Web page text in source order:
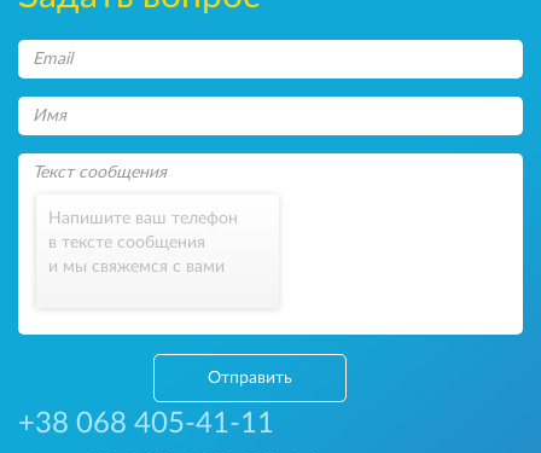
Напишите ваш телефон
в тексте сообщения
и мы свяжемся с вами
Отправить
+38 068 405-41-11